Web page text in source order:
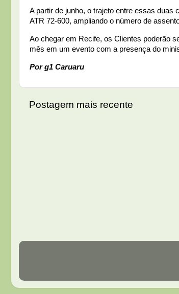
A partir de junho, o trajeto entre essas
ATR 72-600, ampliando o número de
Ao chegar em Recife, os Clientes poderão
mês em um evento com a presença do
Por g1 Caruaru
Postagem mais recente